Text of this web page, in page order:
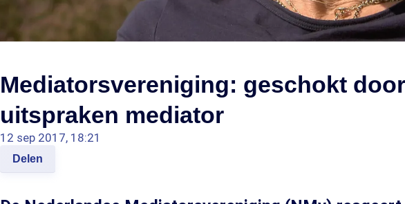
Mediatorsvereniging: geschokt door
uitspraken mediator
12 sep 2017, 18:21
Delen